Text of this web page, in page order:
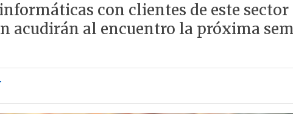
con clientes de este sector
acudirán al encuentro la próxima